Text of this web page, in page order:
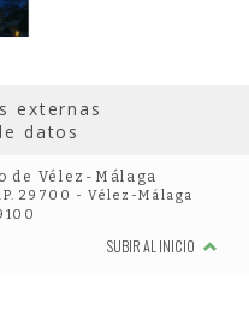
externas
datos
de Vélez-Málaga
29700 - Vélez-Málaga
SUBIR AL INICIO